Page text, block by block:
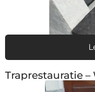
Traprestauratie –